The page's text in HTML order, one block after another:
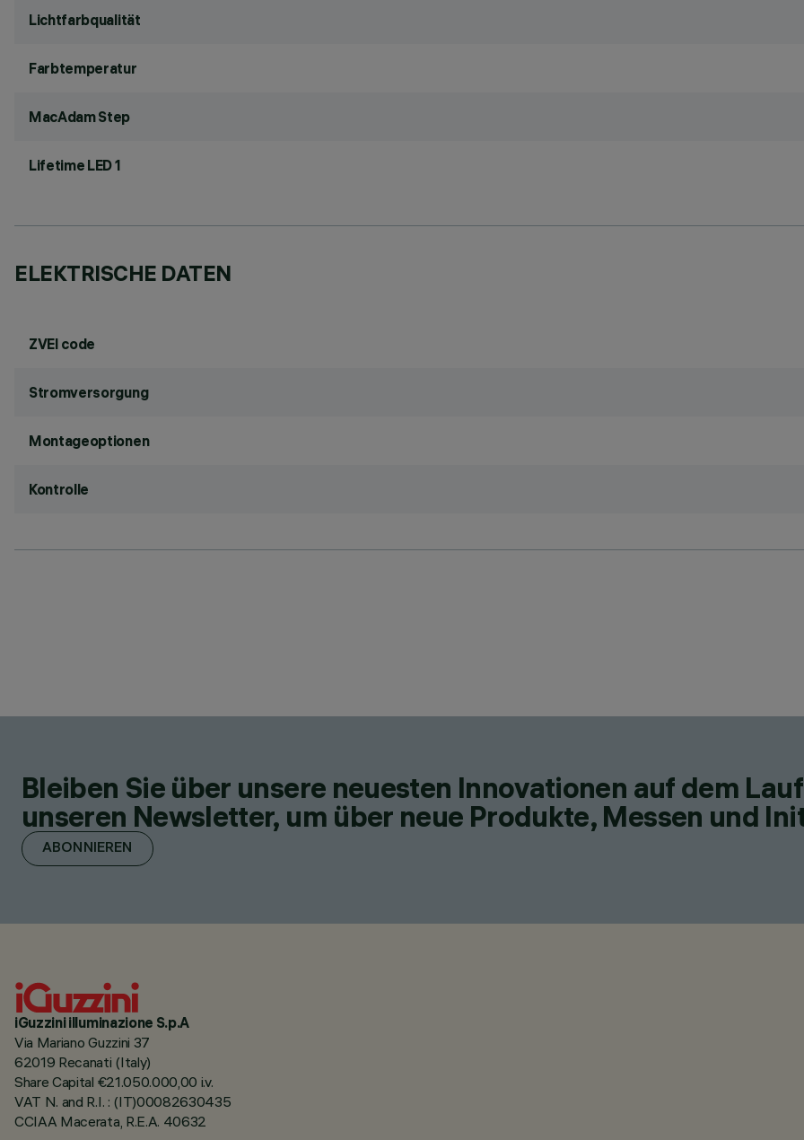
Lichtfarbqualität
Farbtemperatur
MacAdam Step
Lifetime LED 1
ELEKTRISCHE DATEN
ZVEI code
Stromversorgung
Montageoptionen
Kontrolle
Bleiben Sie über unsere neuesten Innovationen auf dem
unseren Newsletter, um über neue Produkte, Messen und
ABONNIEREN
iGuzzini illuminazione S.p.A
Via Mariano Guzzini 37
62019 Recanati (Italy)
Share Capital €21.050.000,00 i.v.
VAT N. and R.I. : (IT)00082630435
CCIAA Macerata, R.E.A. 40632